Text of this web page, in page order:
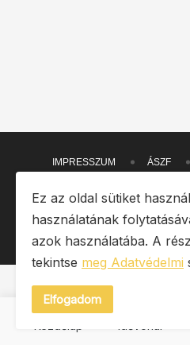
IMPRESSZUM ÁSZF
ADATVÉDELMI
Copyright © 2026 Heto.
Ez az oldal sütiket
használatának
azok használatába. A
tekintse meg Adatvédelmi
Elfogadom